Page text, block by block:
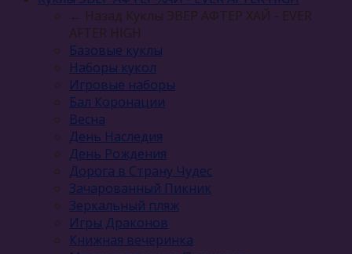
← Назад Куклы ЭВЕР АФТЕР ХАЙ - EVER
AFTER HIGH
Базовые куклы
Наборы кукол
Игровые наборы
Бал Коронации
Весна
День Наследия
День Рождения
Дорога в Страну Чудес
Зачарованный Пикник
Зеркальный пляж
Игры Драконов
Книжная вечеринка